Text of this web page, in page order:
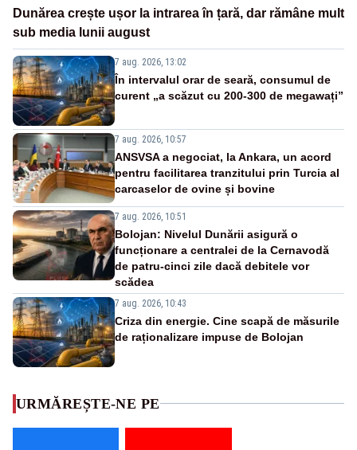
Dunărea crește ușor la intrarea în țară, dar rămâne mult
sub media lunii august
7 aug. 2026, 13:02
În intervalul orar de seară, consumul de
curent „a scăzut cu 200-300 de megawați”
7 aug. 2026, 10:57
ANSVSA a negociat, la Ankara, un acord
pentru facilitarea tranzitului prin Turcia al
carcaselor de ovine și bovine
7 aug. 2026, 10:51
Bolojan: Nivelul Dunării asigură o
funcționare a centralei de la Cernavodă
de patru-cinci zile dacă debitele vor
scădea
7 aug. 2026, 10:43
Criza din energie. Cine scapă de măsurile
de raționalizare impuse de Bolojan
URMĂREȘTE-NE PE